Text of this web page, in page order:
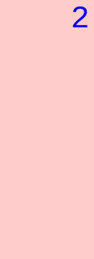
du